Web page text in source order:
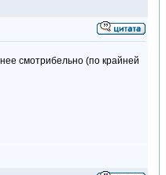
смотрибельно (по крайней